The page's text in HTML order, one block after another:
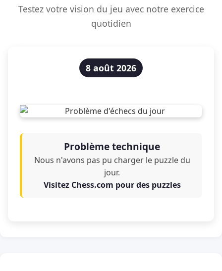
Testez votre vision du jeu avec notre exercice
quotidien
8 août 2026
Problème technique
Nous n'avons pas pu charger le puzzle du
jour.
Visitez Chess.com pour des puzzles